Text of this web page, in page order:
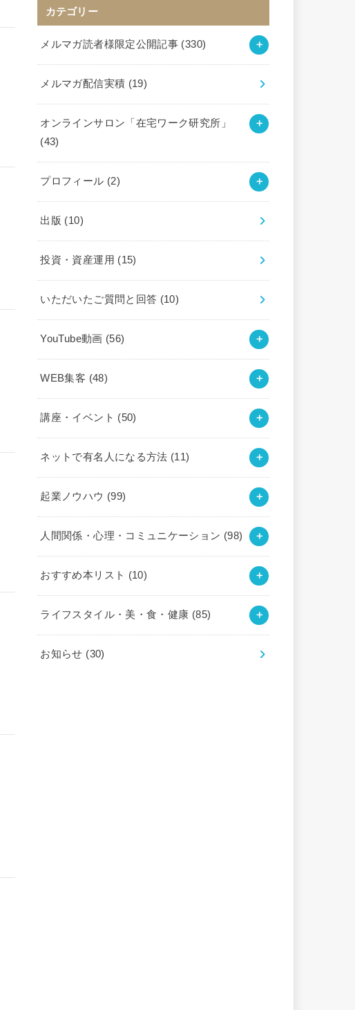
カテゴリー
メルマガ読者様限定公開記事 (330)
メルマガ配信実積 (19)
オンラインサロン「在宅ワーク研究所」
(43)
プロフィール (2)
出版 (10)
投資・資産運用 (15)
いただいたご質問と回答 (10)
YouTube動画 (56)
WEB集客 (48)
講座・イベント (50)
ネットで有名人になる方法 (11)
起業ノウハウ (99)
人間関係・心理・コミュニケーション (98)
おすすめ本リスト (10)
ライフスタイル・美・食・健康 (85)
お知らせ (30)